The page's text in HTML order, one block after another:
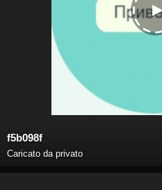
f5b098f
Caricato da privato